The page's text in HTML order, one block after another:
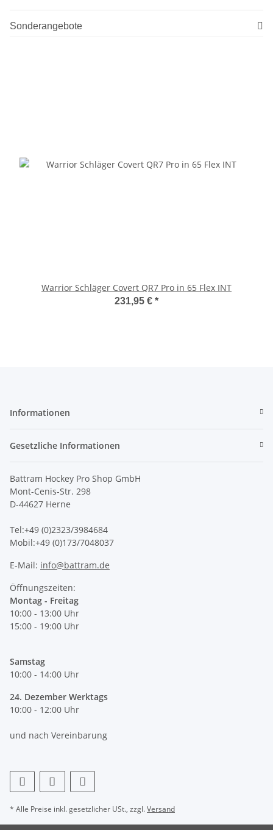
Sonderangebote
Warrior Schläger Covert QR7 Pro in 65 Flex INT
231,95 € *
Informationen
Gesetzliche Informationen
Battram Hockey Pro Shop GmbH
Mont-Cenis-Str. 298
D-44627 Herne
Tel:+49 (0)2323/3984684
Mobil:+49 (0)173/7048037
E-Mail: info@battram.de
Öffnungszeiten:
Montag - Freitag
10:00 - 13:00 Uhr
15:00 - 19:00 Uhr
Samstag
10:00 - 14:00 Uhr
24. Dezember Werktags
10:00 - 12:00 Uhr
und nach Vereinbarung
* Alle Preise inkl. gesetzlicher USt., zzgl.Versand